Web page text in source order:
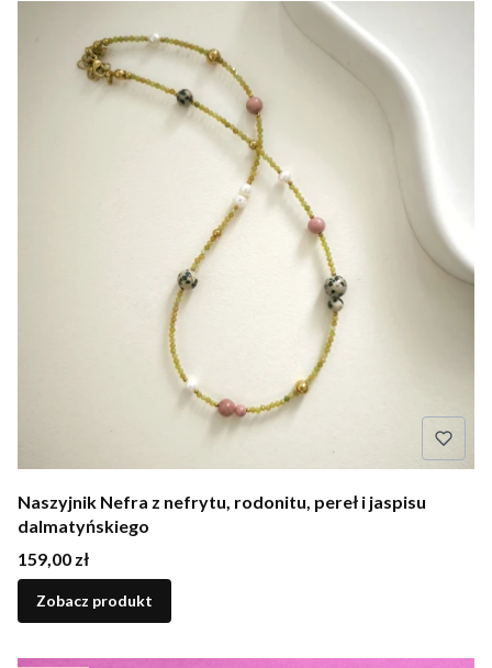
Naszyjnik Nefra z nefrytu, rodonitu, pereł i jaspisu
dalmatyńskiego
Cena
159,00 zł
Zobacz produkt